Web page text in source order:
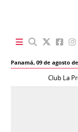
Panamá,09 de agosto
Club La
BBC